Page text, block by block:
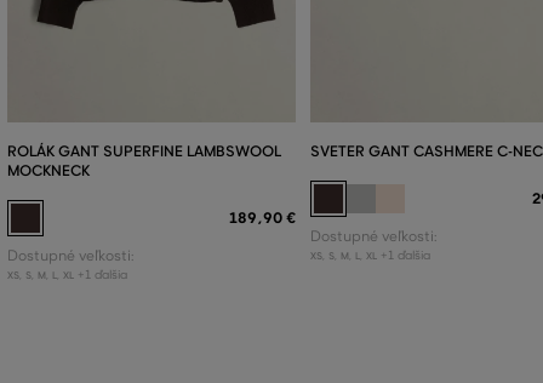
ROLÁK GANT SUPERFINE LAMBSWOOL
MOCKNECK
189,90 €
Dostupné veľkosti:
XS S M L XL +1 ďalšia
SVETER GANT CASHMERE C-
Dostupné veľkosti:
XS S M L XL +1 ďalšia